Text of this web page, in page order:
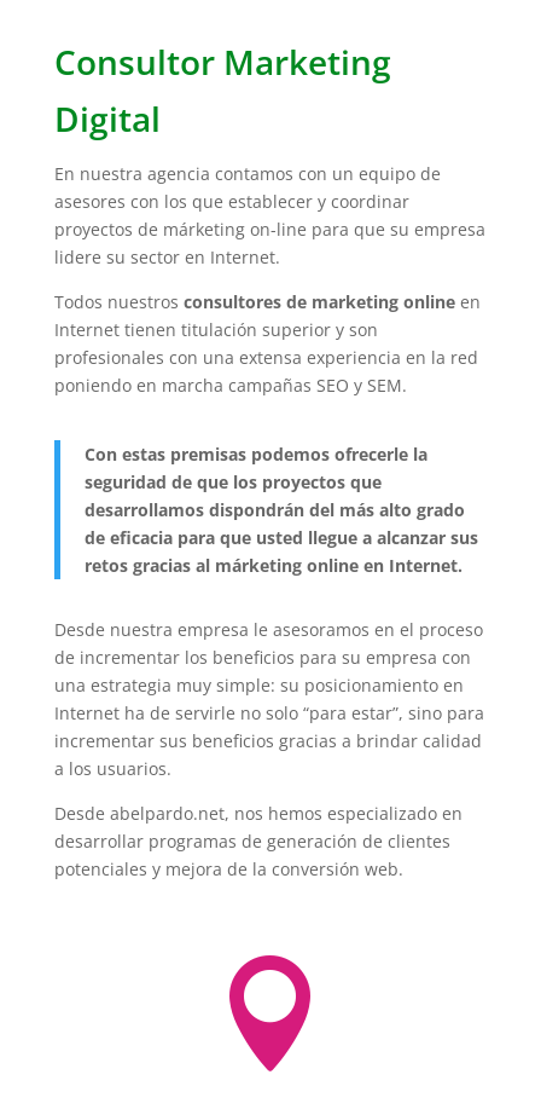
Consultor Marketing
Digital
En nuestra agencia contamos con un equipo de
asesores con los que establecer y coordinar
proyectos de márketing on-line para que su empresa
lidere su sector en Internet.
Todos nuestros consultores de marketing onlineen
Internet tienen titulación superior y son
profesionales con una extensa experiencia en la red
poniendo en marcha campañas SEO y SEM.
Con estas premisas podemos ofrecerle la
seguridad de que los proyectos que
desarrollamos dispondrán del más alto grado
de eficacia para que usted llegue a alcanzar sus
retos gracias al márketing online en Internet.
Desde nuestra empresa le asesoramos en el proceso
de incrementar los beneficios para su empresa con
una estrategia muy simple: su posicionamiento en
Internet ha de servirle no solo “para estar”, sino para
incrementar sus beneficios gracias a brindar calidad
a los usuarios.
Desde abelpardo.net, nos hemos especializado en
desarrollar programas de generación de clientes
potenciales y mejora de la conversión web.
